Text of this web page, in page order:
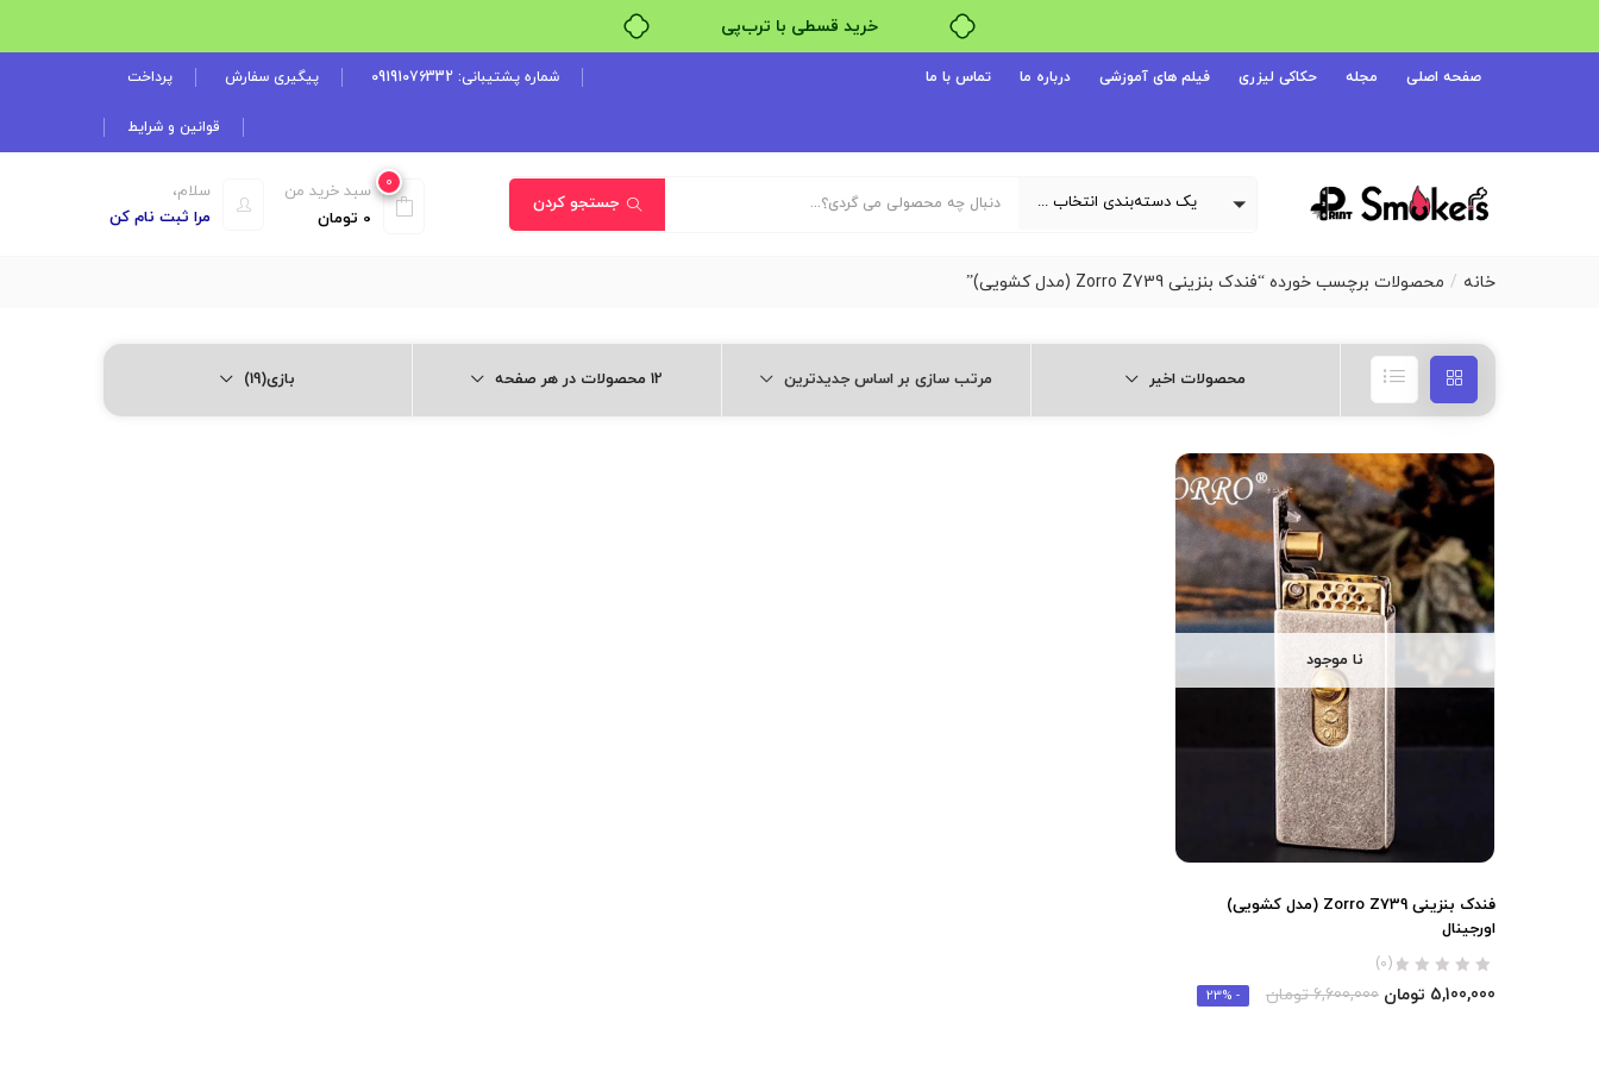
خرید قسطی با ترب‌پی
صفحه اصلی مجله حکاکی لیزری فیلم های آموزشی درباره ما تماس با ما شماره پشتیبانی: 09191076332 پیگیری سفارش پرداخت
قوانین و شرایط
یک دسته‌بندی انتخاب کنید جستجو کردن
سلام،
مرا ثبت نام کن
0
سبد خرید من
0 تومان
خانه محصولات برچسب خورده “فندک بنزینی Zorro Z739 (مدل کشویی)”
محصولات اخیر مرتب سازی بر اساس جدیدترین 12 محصولات در هر صفحه بازی(19)
نا موجود
فندک بنزینی Zorro Z739 (مدل کشویی)
اورجینال
(0)
5,100,000 تومان 6,600,000 تومان - 23%